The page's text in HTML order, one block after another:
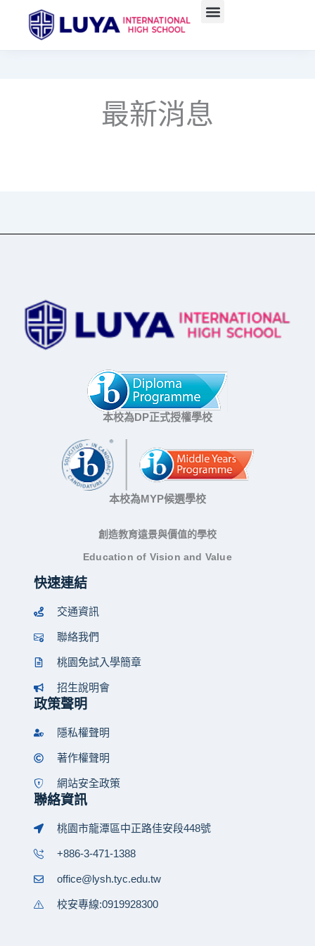
最新消息
本校為DP正式授權學校
本校為MYP候選學校
創造教育遠景與價值的學校
Education of Vision and Value
快速連結
交通資訊
聯絡我們
桃園免試入學簡章
招生說明會
政策聲明
隱私權聲明
著作權聲明
網站安全政策
聯絡資訊
桃園市龍潭區中正路佳安段448號
+886-3-471-1388
office@lysh.tyc.edu.tw
校安專線:0919928300